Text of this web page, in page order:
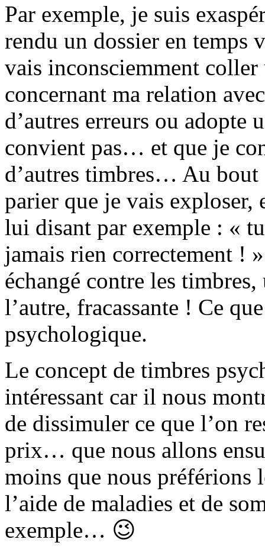
Par exemple, je suis
rendu un dossier en temps
vais inconsciemment
concernant ma relation
d’autres erreurs ou adopte
convient pas… et que je
d’autres timbres… Au
parier que je vais exploser,
lui disant par exemple : «
jamais rien correctement !
échangé contre les
l’autre, fracassante ! Ce
psychologique.
Le concept de timbres
intéressant car il nous
de dissimuler ce que l’on
prix… que nous allons
moins que nous préférions
l’aide de maladies et de
exemple… 😉